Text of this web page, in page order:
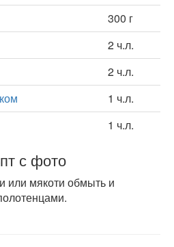
300 г
2 ч.л.
2 ч.л.
1 ч.л.
1 ч.л.
с фото
или мякоти обмыть и